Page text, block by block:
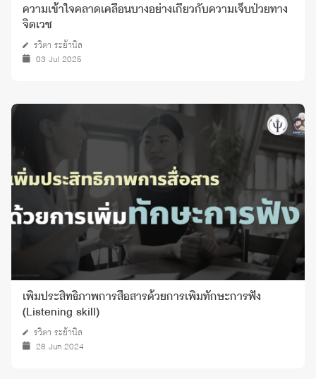
ความเข้าใจคลาดเคลื่อนบางอย่างเกี่ยวกับความเจ็บป่วยทาง
จิตเวช
รวิตา ระย้านิล
03 Jul 2025
เพิ่มประสิทธิภาพการสื่อสารด้วยการเพิ่มทักษะการฟัง
(Listening skill)
รวิตา ระย้านิล
28 Jun 2024